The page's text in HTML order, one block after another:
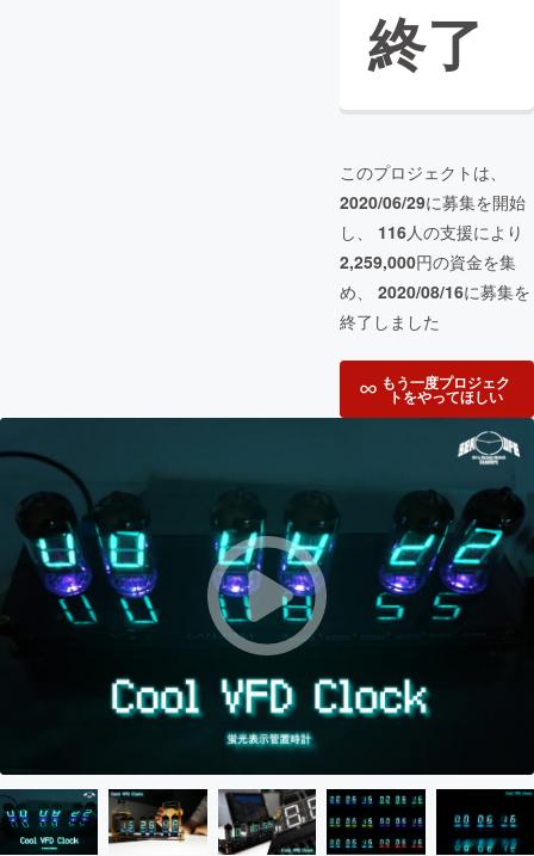
終了
このプロジェクトは、
2020/06/29に募集を開始
し、 116人の支援により
2,259,000円の資金を集
め、 2020/08/16に募集を
終了しました
もう一度プロジェク
トをやってほしい